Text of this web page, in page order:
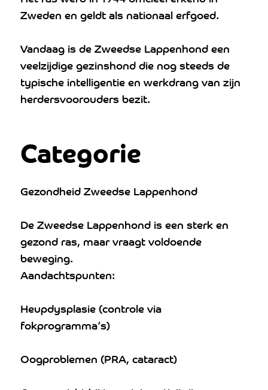
Zweden en geldt als nationaal erfgoed.
Vandaag is de Zweedse Lappenhond een
veelzijdige gezinshond die nog steeds de
typische intelligentie en werkdrang van zijn
herdersvoorouders bezit.
Categorie
Gezondheid Zweedse Lappenhond
De Zweedse Lappenhond is een sterk en
gezond ras, maar vraagt voldoende
beweging.
Aandachtspunten:
Heupdysplasie (controle via
fokprogramma’s)
Oogproblemen (PRA, cataract)